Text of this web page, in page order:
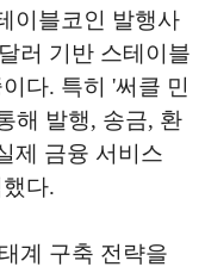
이블코인 발행사
러 기반 스테이블
다. 특히 '써클 민
해 발행, 송금, 환
제 금융 서비스
다.
계 구축 전략을